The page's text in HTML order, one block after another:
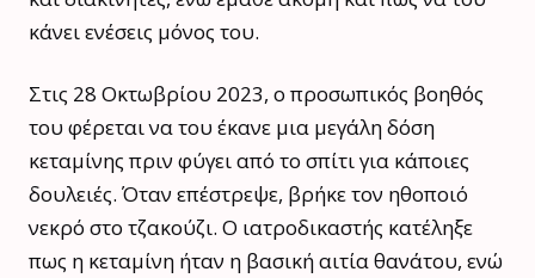
κάνει ενέσεις μόνος του.
Στις 28 Οκτωβρίου 2023, ο προσωπικός βοηθός
του φέρεται να του έκανε μια μεγάλη δόση
κεταμίνης πριν φύγει από το σπίτι για κάποιες
δουλειές. Όταν επέστρεψε, βρήκε τον ηθοποιό
νεκρό στο τζακούζι. Ο ιατροδικαστής κατέληξε
πως η κεταμίνη ήταν η βασική αιτία θανάτου, ενώ